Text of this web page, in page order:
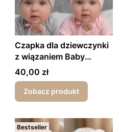
Czapka dla dziewczynki
z wiązaniem Baby
wiosna/jesień
Cena
40,00 zł
Zobacz produkt
Bestseller